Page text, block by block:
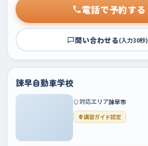
電話で予約する
問い合わせる(入力30秒)
諫早自動車学校
対応エリア諫早市
講習ガイド認定